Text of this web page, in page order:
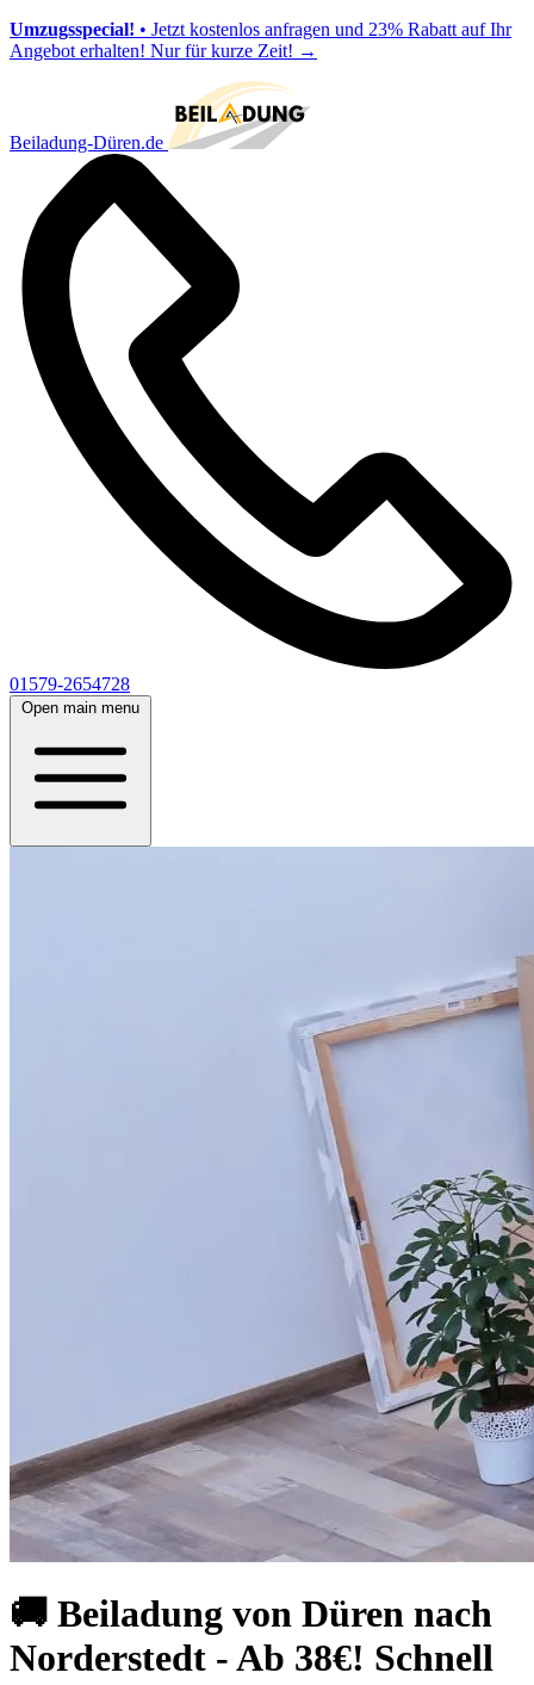
Umzugsspecial! • Jetzt kostenlos anfragen und 23% Rabatt auf Ihr
Angebot erhalten! Nur für kurze Zeit! →
Beiladung-Düren.de
01579-2654728
Open main menu
🚚 Beiladung von Düren nach
Norderstedt - Ab 38€! Schnell